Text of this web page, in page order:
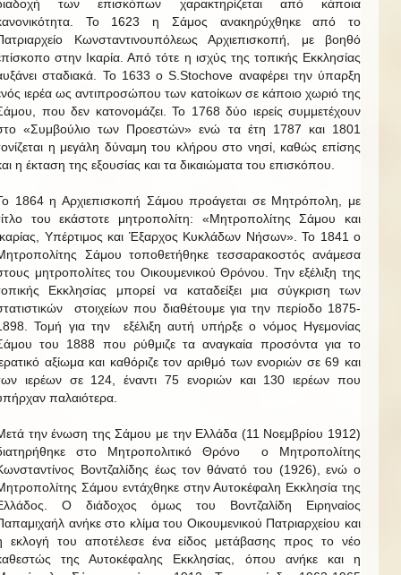
των επισκόπων χαρακτηρίζεται από κάποια
Το 1623 η Σάμος ανακηρύχθηκε από το
Κωνσταντινουπόλεως Αρχιεπισκοπή, με βοηθό
στην Ικαρία. Από τότε η ισχύς της τοπικής Εκκλησίας
σταδιακά. Το 1633 ο S.Stochove αναφέρει την ύπαρξη
ιερέα ως αντιπροσώπου των κατοίκων σε κάποιο χωριό της
που δεν κατονομάζει. Το 1768 δύο ιερείς συμμετέχουν
«Συμβούλιο των Προεστών» ενώ τα έτη 1787 και 1801
η μεγάλη δύναμη του κλήρου στο νησί, καθώς επίσης
η έκταση της εξουσίας και τα δικαιώματα του επισκόπου.
1864 η Αρχιεπισκοπή Σάμου προάγεται σε Μητρόπολη, με
του εκάστοτε μητροπολίτη: «Μητροπολίτης Σάμου και
Υπέρτιμος και Έξαρχος Κυκλάδων Νήσων». Το 1841 ο
Σάμου τοποθετήθηκε τεσσαρακοστός ανάμεσα
μητροπολίτες του Οικουμενικού Θρόνου. Την εξέλιξη της
Εκκλησίας μπορεί να καταδείξει μια σύγκριση των
στοιχείων που διαθέτουμε για την περίοδο 1875-
Τομή για την εξέλιξη αυτή υπήρξε ο νόμος Ηγεμονίας
του 1888 που ρύθμιζε τα αναγκαία προσόντα για το
αξίωμα και καθόριζε τον αριθμό των ενοριών σε 69 και
ιερέων σε 124, έναντι 75 ενοριών και 130 ιερέων που
παλαιότερα.
την ένωση της Σάμου με την Ελλάδα (11 Νοεμβρίου 1912)
στο Μητροπολιτικό Θρόνο ο Μητροπολίτης
Βοντζαλίδης έως τον θάνατό του (1926), ενώ ο
Σάμου εντάχθηκε στην Αυτοκέφαλη Εκκλησία της
Ο διάδοχος όμως του Βοντζαλίδη Ειρηναίος
ανήκε στο κλίμα του Οικουμενικού Πατριαρχείου και
εκλογή του αποτέλεσε ένα είδος μετάβασης προς το νέο
της Αυτοκέφαλης Εκκλησίας, όπου ανήκε και η